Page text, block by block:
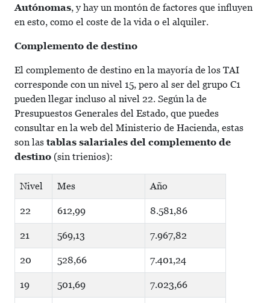
Autónomas, y hay un montón de factores que influyen
en esto, como el coste de la vida o el alquiler.
Complemento de destino
El complemento de destino en la mayoría de los TAI
corresponde con un nivel 15, pero al ser del grupo C1
pueden llegar incluso al nivel 22. Según la de
Presupuestos Generales del Estado, que puedes
consultar en la web del Ministerio de Hacienda, estas
son las tablas salariales del complemento de
destino (sin trienios):
Nivel Mes Año
22 612,99 8.581,86
21 569,13 7.967,82
20 528,66 7.401,24
19 501,69 7.023,66